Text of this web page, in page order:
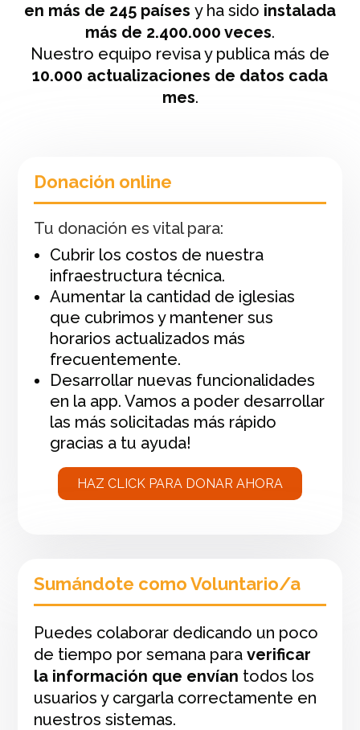
en más de 245 países y ha sido instalada
más de 2.400.000 veces.
Nuestro equipo revisa y publica más de
10.000 actualizaciones de datos cada
mes.
Donación online
Tu donación es vital para:
Cubrir los costos de nuestra
infraestructura técnica.
Aumentar la cantidad de iglesias
que cubrimos y mantener sus
horarios actualizados más
frecuentemente.
Desarrollar nuevas funcionalidades
en la app. Vamos a poder desarrollar
las más solicitadas más rápido
gracias a tu ayuda!
HAZ CLICK PARA DONAR AHORA
Sumándote como Voluntario/a
Puedes colaborar dedicando un poco
de tiempo por semana para verificar
la información que envían todos los
usuarios y cargarla correctamente en
nuestros sistemas.